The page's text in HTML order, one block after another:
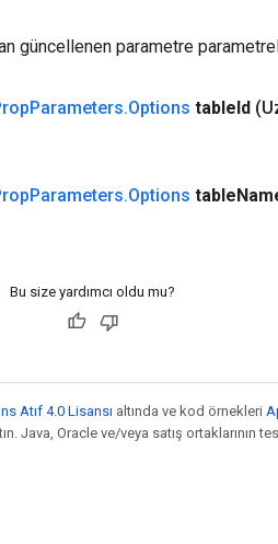
güncellenen parametre
Parameters.Options tableId
Parameters.Options table
Bu size yardımcı oldu mu?
Atıf 4.0 Lisansı altında ve kod örnekleri
Java, Oracle ve/veya satış ortaklarının